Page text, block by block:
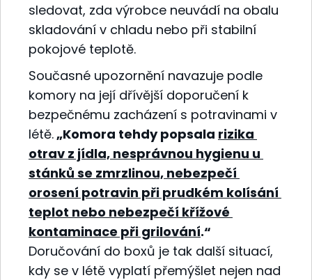
sledovat, zda výrobce neuvádí na obalu
skladování v chladu nebo při stabilní
pokojové teplotě.
Současné upozornění navazuje podle
komory na její dřívější doporučení k
bezpečnému zacházení s potravinami v
létě. „Komora tehdy popsala rizika
otrav z jídla, nesprávnou hygienu u
stánků se zmrzlinou, nebezpečí
orosení potravin při prudkém kolísání
teplot nebo nebezpečí křížové
kontaminace při grilování.“
Doručování do boxů je tak další situací,
kdy se v létě vyplatí přemýšlet nejen nad